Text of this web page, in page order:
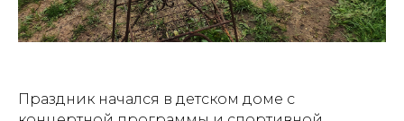
Праздник начался в детском доме с